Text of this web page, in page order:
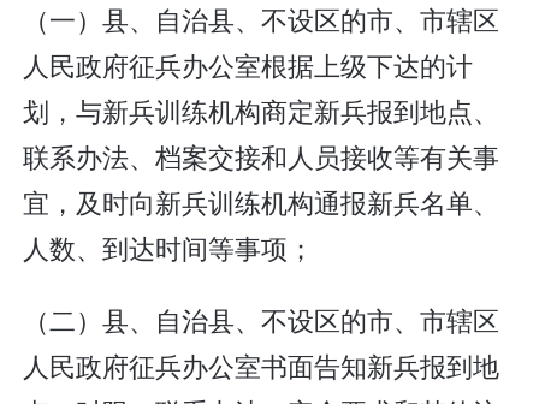
（一）县、自治县、不设区的市、市辖区
人民政府征兵办公室根据上级下达的计
划，与新兵训练机构商定新兵报到地点、
联系办法、档案交接和人员接收等有关事
宜，及时向新兵训练机构通报新兵名单、
人数、到达时间等事项；
（二）县、自治县、不设区的市、市辖区
人民政府征兵办公室书面告知新兵报到地